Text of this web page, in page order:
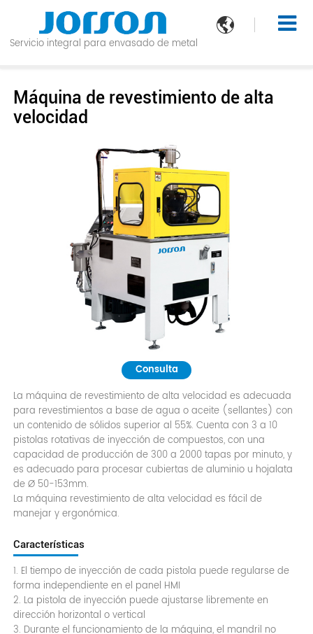

Servicio integral para envasado de metal
Máquina de revestimiento de alta
velocidad
Consulta
La máquina de revestimiento de alta velocidad es adecuada
para revestimientos a base de agua o aceite (sellantes) con
un contenido de sólidos superior al 55%. Cuenta con 3 a 10
pistolas rotativas de inyección de compuestos, con una
capacidad de producción de 300 a 2000 tapas por minuto, y
es adecuado para procesar cubiertas de aluminio u hojalata
de Ø 50-153mm.
La máquina revestimiento de alta velocidad es fácil de
manejar y ergonómica.
Características
1. El tiempo de inyección de cada pistola puede regularse de
forma independiente en el panel HMI
2. La pistola de inyección puede ajustarse libremente en
dirección horizontal o vertical
3. Durante el funcionamiento de la máquina, el mandril no